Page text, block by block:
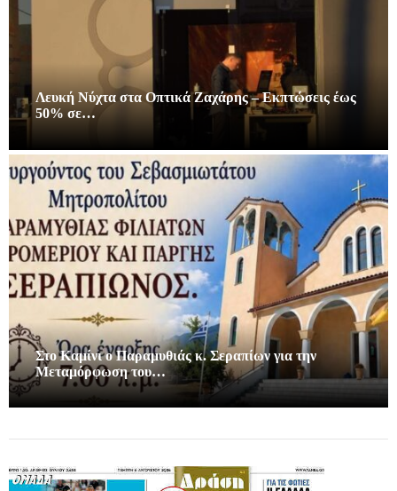
Λευκή Νύχτα στα Οπτικά Ζαχάρης – Εκπτώσεις έως
50% σε…
Στο Καμίνι ο Παραμυθιάς κ. Σεραπίων για την
Μεταμόρφωση του…